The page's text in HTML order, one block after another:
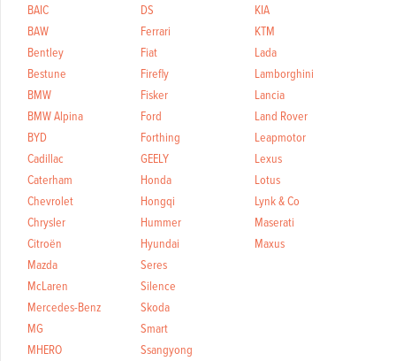
BAIC
BAW
Bentley
Bestune
BMW
BMW Alpina
BYD
Cadillac
Caterham
Chevrolet
Chrysler
Citroën
DS
Ferrari
Fiat
Firefly
Fisker
Ford
Forthing
GEELY
Honda
Hongqi
Hummer
Hyundai
KIA
KTM
Lada
Lamborghini
Lancia
Land Rover
Leapmotor
Lexus
Lotus
Lynk & Co
Maserati
Maxus
Mazda
McLaren
Mercedes-Benz
MG
MHERO
Seres
Silence
Skoda
Smart
Ssangyong